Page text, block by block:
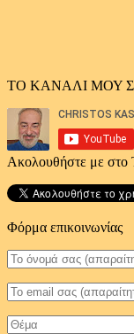
ΤΟ ΚΑΝΑΛΙ ΜΟΥ
Ακολουθήστε με στο
Φόρμα επικοινωνίας